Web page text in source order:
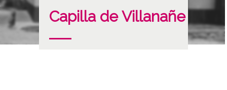
Capilla de Villanañe